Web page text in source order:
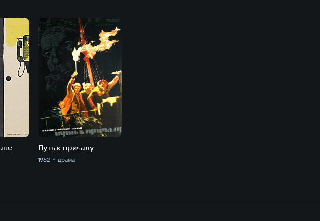
Путь к причалу
1962 драма